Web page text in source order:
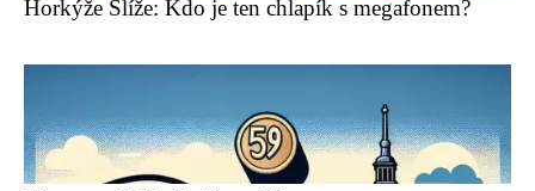
Horkýže Slíže: Kdo je ten chlapík s megafonem?